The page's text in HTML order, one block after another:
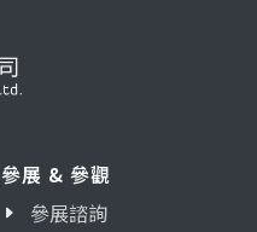
參展 & 參觀
參展諮詢